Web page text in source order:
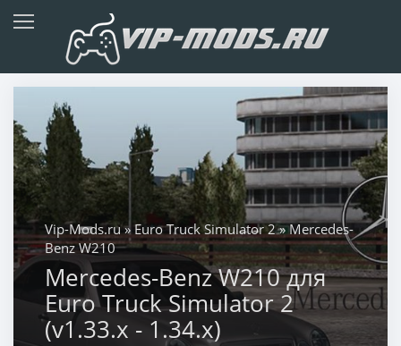
Vip-Mods.ru» Euro Truck Simulator 2» Mercedes-
Benz W210
Mercedes-Benz W210 для
Euro Truck Simulator 2
(v1.33.x - 1.34.x)